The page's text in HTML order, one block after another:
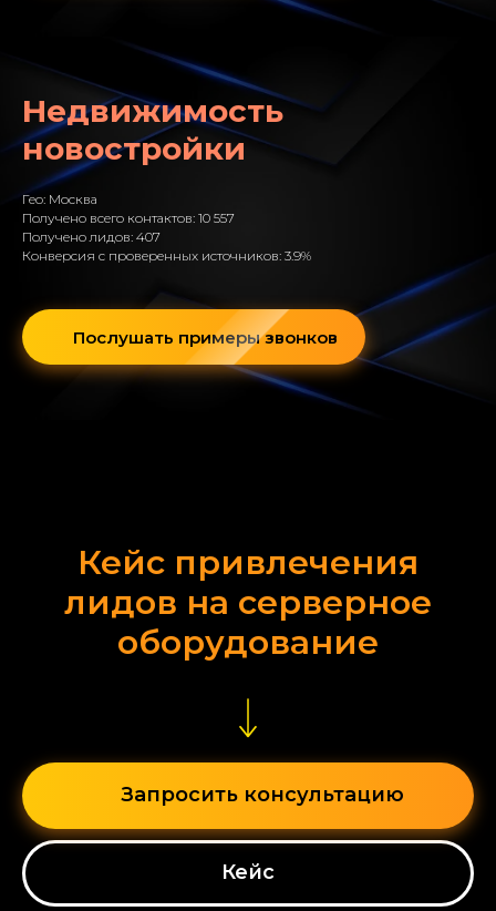
Недвижимость
новостройки
Гео: Москва
Получено всего контактов: 10 557
Получено лидов: 407
Конверсия с проверенных источников: 3.9%
Послушать примеры звонков
Кейс привлечения
лидов на серверное
оборудование
Запросить консультацию
Кейс